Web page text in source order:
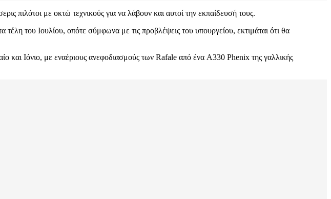
πιλότοι με οκτώ τεχνικούς για να λάβουν και αυτοί την εκπαίδευσή τους.
του Ιουλίου, οπότε σύμφωνα με τις προβλέψεις του υπουργείου, εκτιμάται ότι θα
και Ιόνιο, με εναέριους ανεφοδιασμούς των Rafale από ένα A330 Phenix της γαλλικής